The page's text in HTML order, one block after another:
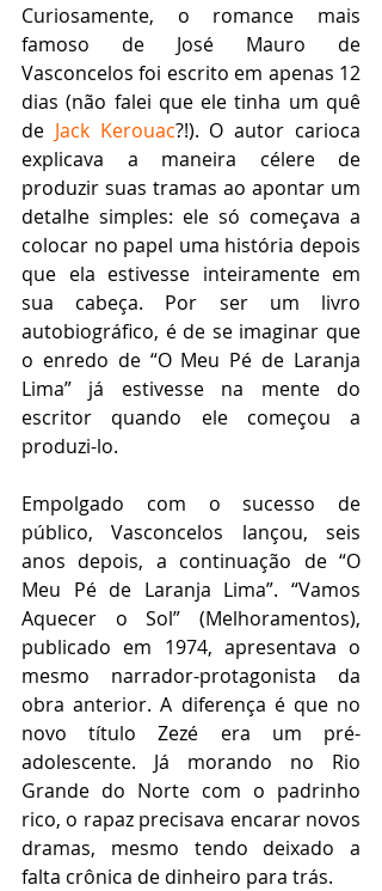
Curiosamente, o romance mais
famoso de José Mauro de
Vasconcelos foi escrito em apenas 12
dias (não falei que ele tinha um quê
de Jack Kerouac?!). O autor carioca
explicava a maneira célere de
produzir suas tramas ao apontar um
detalhe simples: ele só começava a
colocar no papel uma história depois
que ela estivesse inteiramente em
sua cabeça. Por ser um livro
autobiográfico, é de se imaginar que
o enredo de “O Meu Pé de Laranja
Lima” já estivesse na mente do
escritor quando ele começou a
produzi-lo.
Empolgado com o sucesso de
público, Vasconcelos lançou, seis
anos depois, a continuação de “O
Meu Pé de Laranja Lima”. “Vamos
Aquecer o Sol” (Melhoramentos),
publicado em 1974, apresentava o
mesmo narrador-protagonista da
obra anterior. A diferença é que no
novo título Zezé era um pré-
adolescente. Já morando no Rio
Grande do Norte com o padrinho
rico, o rapaz precisava encarar novos
dramas, mesmo tendo deixado a
falta crônica de dinheiro para trás.